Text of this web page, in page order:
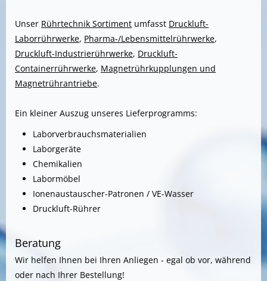
Unser Rührtechnik Sortiment umfasst Druckluft-
Laborrührwerke, Pharma-/Lebensmittelrührwerke,
Druckluft-Industrierührwerke, Druckluft-
Containerrührwerke, Magnetrührkupplungen und
Magnetrührantriebe.
Ein kleiner Auszug unseres Lieferprogramms:
Laborverbrauchsmaterialien
Laborgeräte
Chemikalien
Labormöbel
Ionenaustauscher-Patronen / VE-Wasser
Druckluft-Rührer
Beratung
Wir helfen Ihnen bei Ihren Anliegen - egal ob vor, während
oder nach Ihrer Bestellung!